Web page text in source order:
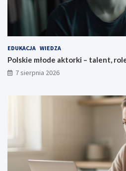
EDUKACJA WIEDZA
Polskie młode aktorki – talent,
7 sierpnia 2026